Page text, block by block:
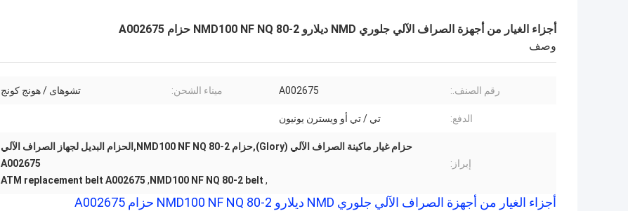
أجزاء الغيار من أجهزة الصراف الآلي جلوري NMD ديلارو NMD100 NF NQ 80-2 حزام A002675
وصف
رقم الصنف.: A002675 ميناء الشحن: تشوهاى / هونج كونج
الدفع: تي / تي أو ويسترن يونيون
إبراز:
حزام غيار ماكينة الصراف الآلي (Glory),حزام NMD100 NF NQ 80-2,الحزام البديل لجهاز الصراف الآلي
A002675
,
NMD100 NF NQ 80-2 belt
,
ATM replacement belt A002675
أجزاء الغيار من أجهزة الصراف الآلي جلوري NMD ديلارو NMD100 NF NQ 80-2 حزام A002675